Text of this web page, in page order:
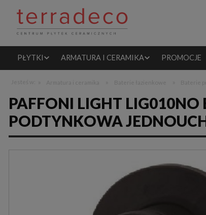
PŁYTKI ARMATURA I CERAMIKA PROMOCJE
PAFFONI LIGHT
PODTYNKOWA